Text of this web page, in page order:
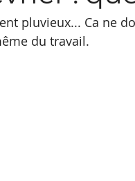
pluvieux... Ca ne
du travail.